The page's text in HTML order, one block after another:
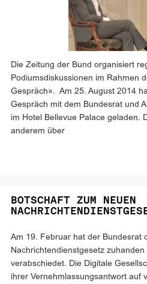
Die Zeitung der Bund organisiert
Podiumsdiskussionen im Rahmen
Gespräch». Am 25. August 2014
Gespräch mit dem Bundesrat und
im Hotel Bellevue Palace geladen.
anderem über
BOTSCHAFT ZUM NEUEN
Am 19. Februar hat der Bundesrat
Nachrichtendienstgesetz
verabschiedet. Die Digitale
ihrer Vernehmlassungsantwort auf